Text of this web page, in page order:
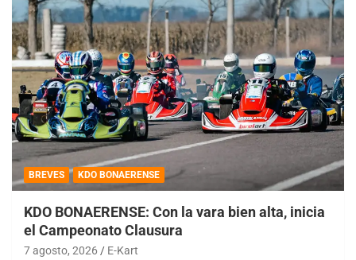
BREVES KDO BONAERENSE
KDO BONAERENSE: Con la vara bien alta, inicia
el Campeonato Clausura
7 agosto, 2026 E-Kart